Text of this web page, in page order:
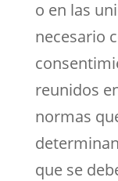
o en las
necesario
reunidos
normas
que se